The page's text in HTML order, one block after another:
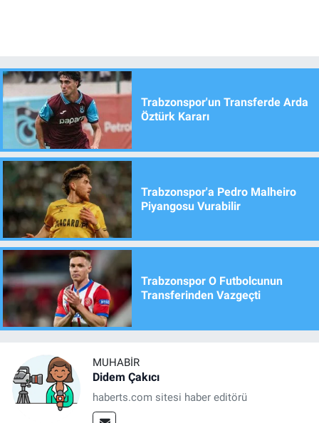
Trabzonspor'un Transferde Arda
Öztürk Kararı
Trabzonspor'a Pedro Malheiro
Piyangosu Vurabilir
Trabzonspor O Futbolcunun
Transferinden Vazgeçti
MUHABIR
Didem Çakıcı
haberts.com sitesi haber editörü